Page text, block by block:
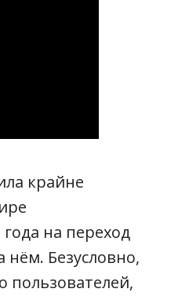
крайне
на переход
Безусловно,
пользователей,